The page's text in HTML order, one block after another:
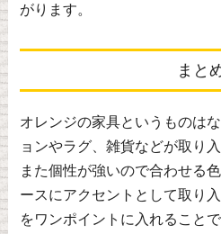
がります。
まと
オレンジの家具というものは
ョンやラグ、雑貨などが取り
また個性が強いので合わせる
ースにアクセントとして取り
をワンポイントに入れること